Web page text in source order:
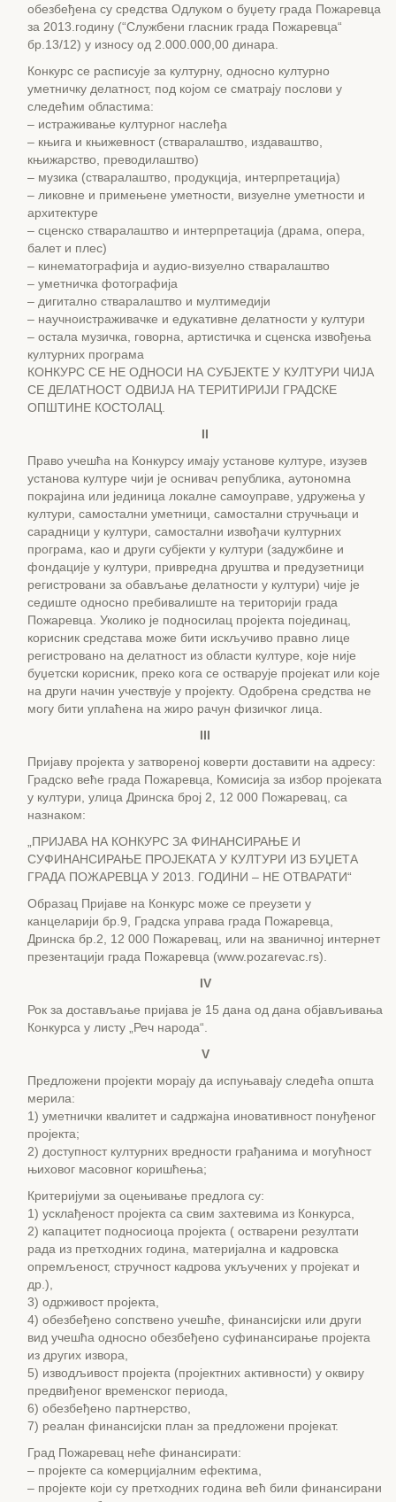
обезбеђена су средства Одлуком о буџету града Пожаревца
за 2013.годину (“Службени гласник града Пожаревца“
бр.13/12) у износу од 2.000.000,00 динара.
Конкурс се расписује за културну, односно културно
уметничку делатност, под којом се сматрају послови у
следећим областима:
– истраживање културног наслеђа
– књига и књижевност (стваралаштво, издаваштво,
књижарство, преводилаштво)
– музика (стваралаштво, продукција, интерпретација)
– ликовне и примењене уметности, визуелне уметности и
архитектуре
– сценско стваралаштво и интерпретација (драма, опера,
балет и плес)
– кинематографија и аудио-визуелно стваралаштво
– уметничка фотографија
– дигитално стваралаштво и мултимедији
– научноистраживачке и едукативне делатности у култури
– остала музичка, говорна, артистичка и сценска извођења
културних програма
КОНКУРС СЕ НЕ ОДНОСИ НА СУБЈЕКТЕ У КУЛТУРИ ЧИЈА
СЕ ДЕЛАТНОСТ ОДВИЈА НА ТЕРИТИРИЈИ ГРАДСКЕ
ОПШТИНЕ КОСТОЛАЦ.
II
Право учешћа на Конкурсу имају установе културе, изузев
установа културе чији је оснивач република, аутономна
покрајина или јединица локалне самоуправе, удружења у
култури, самостални уметници, самостални стручњаци и
сарадници у култури, самостални извођачи културних
програма, као и други субјекти у култури (задужбине и
фондације у култури, привредна друштва и предузетници
регистровани за обављање делатности у култури) чије је
седиште односно пребивалиште на територији града
Пожаревца. Уколико је подносилац пројекта појединац,
корисник средстава може бити искључиво правно лице
регистровано на делатност из области културе, које није
буџетски корисник, преко кога се остварује пројекат или које
на други начин учествује у пројекту. Одобрена средства не
могу бити уплаћена на жиро рачун физичког лица.
III
Пријаву пројекта у затвореној коверти доставити на адресу:
Градско веће града Пожаревца, Комисија за избор пројеката
у култури, улица Дринска број 2, 12 000 Пожаревац, са
назнаком:
„ПРИЈАВА НА КОНКУРС ЗА ФИНАНСИРАЊЕ И
СУФИНАНСИРАЊЕ ПРОЈЕКАТА У КУЛТУРИ ИЗ БУЏЕТА
ГРАДА ПОЖАРЕВЦА У 2013. ГОДИНИ – НЕ ОТВАРАТИ“
Образац Пријаве на Конкурс може се преузети у
канцеларији бр.9, Градска управа града Пожаревца,
Дринска бр.2, 12 000 Пожаревац, или на званичној интернет
презентацији града Пожаревца (www.pozarevac.rs).
IV
Рок за достављање пријава је 15 дана од дана објављивања
Конкурса у листу „Реч народа“.
V
Предложени пројекти морају да испуњавају следећа општа
мерила:
1) уметнички квалитет и садржајна иновативност понуђеног
пројекта;
2) доступност културних вредности грађанима и могућност
њиховог масовног коришћења;
Критеријуми за оцењивање предлога су:
1) усклађеност пројекта са свим захтевима из Конкурса,
2) капацитет подносиоца пројекта ( остварени резултати
рада из претходних година, материјална и кадровска
опремљеност, стручност кадрова укључених у пројекат и
др.),
3) одрживост пројекта,
4) обезбеђено сопствено учешће, финансијски или други
вид учешћа односно обезбеђено суфинансирање пројекта
из других извора,
5) изводљивост пројекта (пројектних активности) у оквиру
предвиђеног временског периода,
6) обезбеђено партнерство,
7) реалан финансијски план за предложени пројекат.
Град Пожаревац неће финансирати:
– пројекте са комерцијалним ефектима,
– пројекте који су претходних година већ били финансирани